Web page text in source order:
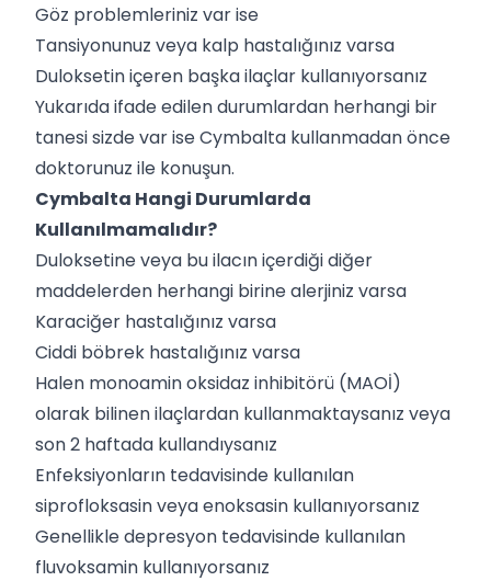
Göz problemleriniz var ise
Tansiyonunuz veya kalp hastalığınız varsa
Duloksetin içeren başka ilaçlar kullanıyorsanız
Yukarıda ifade edilen durumlardan herhangi bir
tanesi sizde var ise Cymbalta kullanmadan önce
doktorunuz ile konuşun.
Cymbalta Hangi Durumlarda
Kullanılmamalıdır?
Duloksetine veya bu ilacın içerdiği diğer
maddelerden herhangi birine alerjiniz varsa
Karaciğer hastalığınız varsa
Ciddi böbrek hastalığınız varsa
Halen monoamin oksidaz inhibitörü (MAOİ)
olarak bilinen ilaçlardan kullanmaktaysanız veya
son 2 haftada kullandıysanız
Enfeksiyonların tedavisinde kullanılan
siprofloksasin veya enoksasin kullanıyorsanız
Genellikle depresyon tedavisinde kullanılan
fluvoksamin kullanıyorsanız